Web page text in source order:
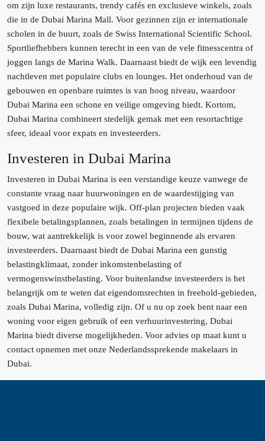
om zijn luxe restaurants, trendy cafés en exclusieve winkels, zoals
die in de Dubai Marina Mall. Voor gezinnen zijn er internationale
scholen in de buurt, zoals de Swiss International Scientific School.
Sportliefhebbers kunnen terecht in een van de vele fitnesscentra of
joggen langs de Marina Walk. Daarnaast biedt de wijk een levendig
nachtleven met populaire clubs en lounges. Het onderhoud van de
gebouwen en openbare ruimtes is van hoog niveau, waardoor
Dubai Marina een schone en veilige omgeving biedt. Kortom,
Dubai Marina combineert stedelijk gemak met een resortachtige
sfeer, ideaal voor expats en investeerders.
Investeren in Dubai Marina
Investeren in Dubai Marina is een verstandige keuze vanwege de
constante vraag naar huurwoningen en de waardestijging van
vastgoed in deze populaire wijk. Off-plan projecten bieden vaak
flexibele betalingsplannen, zoals betalingen in termijnen tijdens de
bouw, wat aantrekkelijk is voor zowel beginnende als ervaren
investeerders. Daarnaast biedt de Dubai Marina een gunstig
belastingklimaat, zonder inkomstenbelasting of
vermogenswinstbelasting. Voor buitenlandse investeerders is het
belangrijk om te weten dat eigendomsrechten in freehold-gebieden,
zoals Dubai Marina, volledig zijn. Of u nu op zoek bent naar een
woning voor eigen gebruik of een verhuurinvestering, Dubai
Marina biedt diverse mogelijkheden. Voor advies op maat kunt u
contact opnemen met onze Nederlandssprekende makelaars in
Dubai.